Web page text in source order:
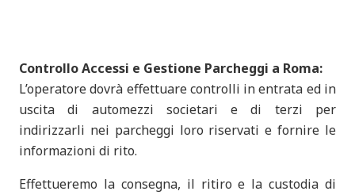
Controllo Accessi e Gestione Parcheggi a Roma:
L’operatore dovrà effettuare controlli in entrata ed in
uscita di automezzi societari e di terzi per
indirizzarli nei parcheggi loro riservati e fornire le
informazioni di rito.
Effettueremo la consegna, il ritiro e la custodia di